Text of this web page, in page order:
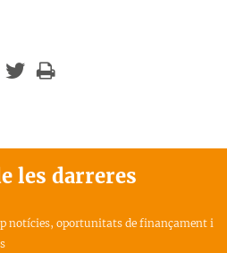
les darreres
notícies, oportunitats de finançament i